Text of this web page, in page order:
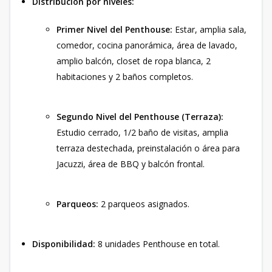
Primer Nivel del Penthouse: Estar, amplia sala,
comedor, cocina panorámica, área de lavado,
amplio balcón, closet de ropa blanca, 2
habitaciones y 2 baños completos.
Segundo Nivel del Penthouse (Terraza):
Estudio cerrado, 1/2 baño de visitas, amplia
terraza destechada, preinstalación o área para
Jacuzzi, área de BBQ y balcón frontal.
Parqueos: 2 parqueos asignados.
Disponibilidad: 8 unidades Penthouse en total.